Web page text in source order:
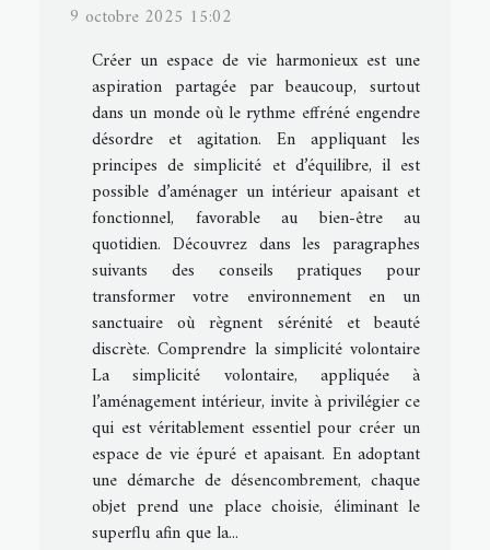
9 octobre 2025 15:02
Créer un espace de vie harmonieux est une
aspiration partagée par beaucoup, surtout
dans un monde où le rythme effréné engendre
désordre et agitation. En appliquant les
principes de simplicité et d’équilibre, il est
possible d’aménager un intérieur apaisant et
fonctionnel, favorable au bien-être au
quotidien. Découvrez dans les paragraphes
suivants des conseils pratiques pour
transformer votre environnement en un
sanctuaire où règnent sérénité et beauté
discrète. Comprendre la simplicité volontaire
La simplicité volontaire, appliquée à
l’aménagement intérieur, invite à privilégier ce
qui est véritablement essentiel pour créer un
espace de vie épuré et apaisant. En adoptant
une démarche de désencombrement, chaque
objet prend une place choisie, éliminant le
superflu afin que la...